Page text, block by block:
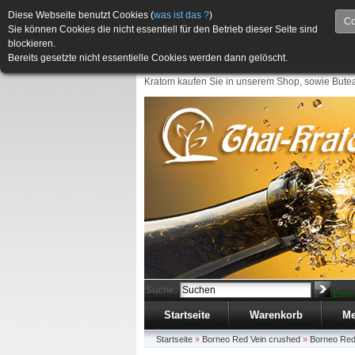
Diese Webseite benutzt Cookies (was ist das ?)
Sie können Cookies die nicht essentiell für den Betrieb dieser Seite sind
blockieren.
Bereits gesetzte nicht essentielle Cookies werden dann gelöscht.
Kratom kaufen Sie in unserem Shop, sowie
Suche:
Startseite Warenkorb
Startseite » Borneo Red Vein crushed » Borneo